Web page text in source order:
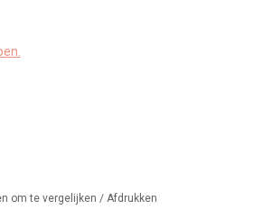
om te vergelijken / Afdrukken